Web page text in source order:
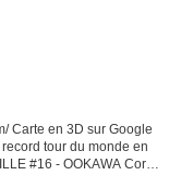
Carte en 3D sur Google
tour du monde en
#16 - OOKAWA Corp.